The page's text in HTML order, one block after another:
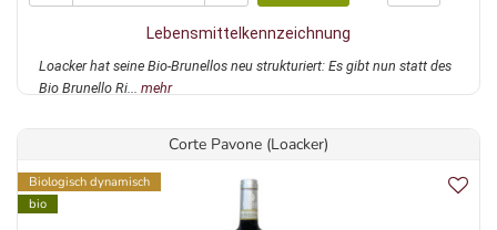
Lebensmittelkennzeichnung
Loacker hat seine Bio-Brunellos neu strukturiert: Es gibt nun statt des
Bio Brunello Ri... mehr
Corte Pavone (Loacker)
Biologisch dynamisch
bio